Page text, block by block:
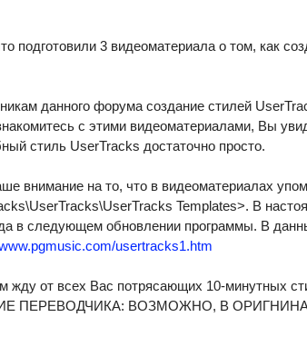
подготовили 3 видеоматериала о том, как
данного форума создание стилей
с этими видеоматериалами, Вы
стиль UserTracks достаточно просто.
внимание на то, что в видеоматериалах
Templates>. В
в следующем обновлении программы. В
usertracks1.htm
жду от всех Вас потрясающих 10-минутных
ПЕРЕВОДЧИКА: ВОЗМОЖНО, В